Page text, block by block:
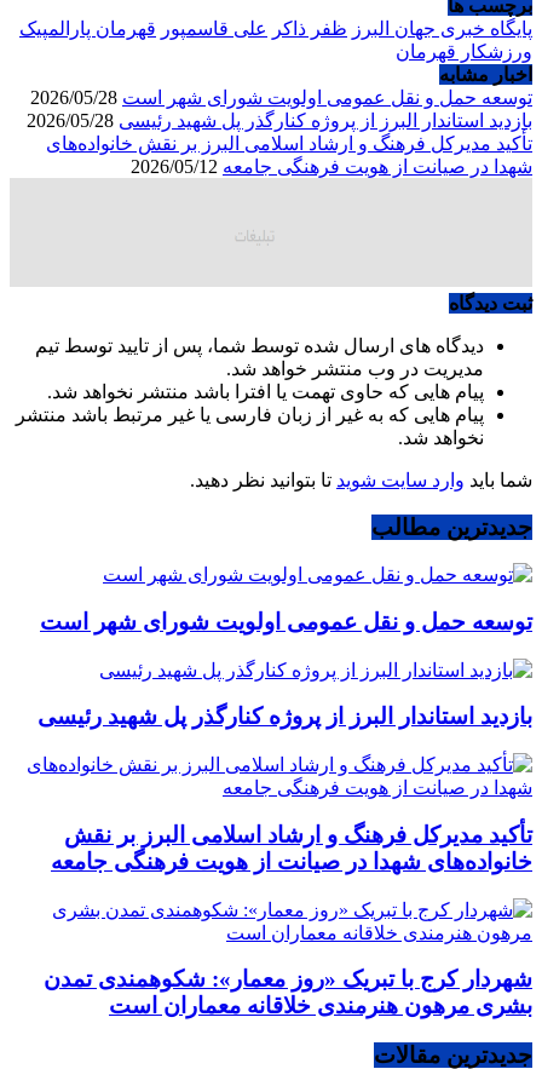
برچسب ها
پایگاه خبری جهان البرز ظفر ذاکر علی قاسمپور قهرمان پارالمپیک
ورزشکار قهرمان
اخبار مشابه
توسعه حمل و نقل عمومی اولویت شورای شهر است
بازدید استاندار البرز از پروژه کنارگذر پل شهید رئیسی
تأکید مدیرکل فرهنگ و ارشاد اسلامی البرز بر نقش خانواده‌های
شهدا در صیانت از هویت فرهنگی جامعه
ثبت دیدگاه
دیدگاه های ارسال شده توسط شما، پس از تایید توسط تیم
مدیریت در وب منتشر خواهد شد.
پیام هایی که حاوی تهمت یا افترا باشد منتشر نخواهد شد.
پیام هایی که به غیر از زبان فارسی یا غیر مرتبط باشد منتشر
نخواهد شد.
شما باید وارد سایت شوید تا بتوانید نظر دهید.
جدیدترین مطالب
توسعه حمل و نقل عمومی اولویت شورای شهر است
بازدید استاندار البرز از پروژه کنارگذر پل شهید رئیسی
تأکید مدیرکل فرهنگ و ارشاد اسلامی البرز بر نقش
خانواده‌های شهدا در صیانت از هویت فرهنگی جامعه
شهردار کرج با تبریک «روز معمار»: شکوهمندی تمدن
بشری مرهون هنرمندی خلاقانه معماران است
جدیدترین مقالات